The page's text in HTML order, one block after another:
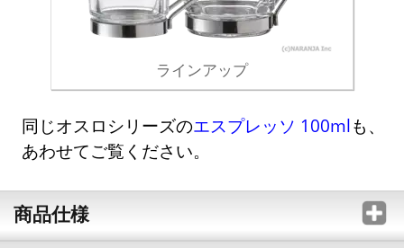
ラインアップ
同じオスロシリーズのエスプレッソ 100mlも、
あわせてご覧ください。
商品仕様